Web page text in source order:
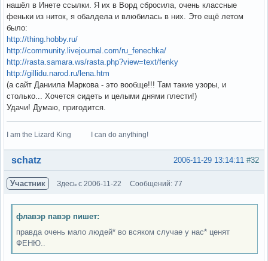
нашёл в Инете ссылки. Я их в Ворд сбросила, очень классные
феньки из ниток, я обалдела и влюбилась в них. Это ещё летом
было:
http://thing.hobby.ru/
http://community.livejournal.com/ru_fenechka/
http://rasta.samara.ws/rasta.php?view=text/fenky
http://gillidu.narod.ru/lena.htm
(а сайт Даниила Маркова - это вообще!!! Там такие узоры, и
столько... Хочется сидеть и целыми днями плести!)
Удачи! Думаю, пригодится.
I am the Lizard King I can do anything!
Вне форума #32
2006-11-29 13:14:11
schatz
Участник Здесь с 2006-11-22 Сообщений: 77
флавэр павэр пишет:
правда очень мало людей* во всяком случае у нас* ценят
ФЕНЮ..